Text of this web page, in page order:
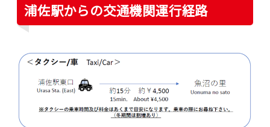
浦佐駅からの交通機関運行経路